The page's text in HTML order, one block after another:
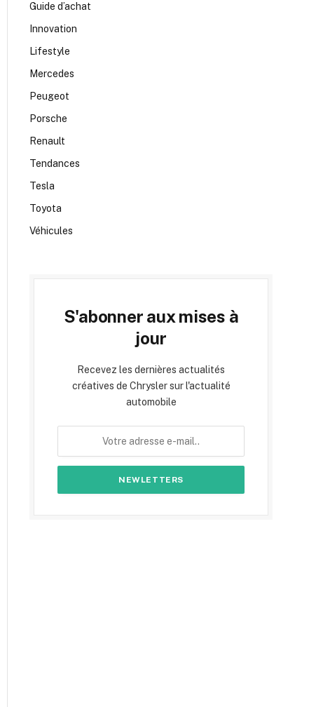
Guide d’achat
Innovation
Lifestyle
Mercedes
Peugeot
Porsche
Renault
Tendances
Tesla
Toyota
Véhicules
S'abonner aux mises à
jour
Recevez les dernières actualités
créatives de Chrysler sur l'actualité
automobile